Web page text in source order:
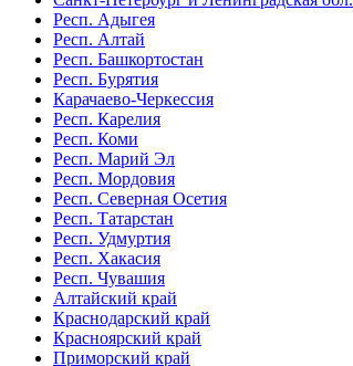
Респ. Адыгея
Респ. Алтай
Респ. Башкортостан
Респ. Бурятия
Карачаево-Черкессия
Респ. Карелия
Респ. Коми
Респ. Марий Эл
Респ. Мордовия
Респ. Северная Осетия
Респ. Татарстан
Респ. Удмуртия
Респ. Хакасия
Респ. Чувашия
Алтайский край
Краснодарский край
Красноярский край
Приморский край